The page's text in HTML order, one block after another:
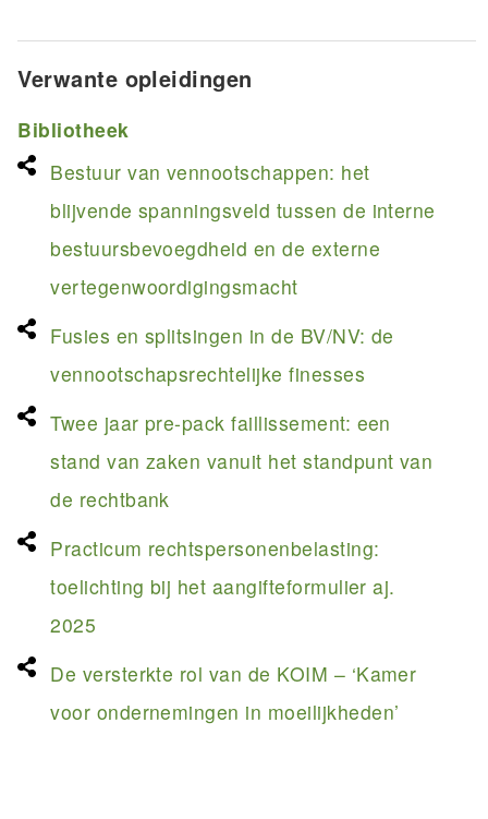
Verwante opleidingen
Bibliotheek
Bestuur van vennootschappen: het
blijvende spanningsveld tussen de interne
bestuursbevoegdheid en de externe
vertegenwoordigingsmacht
Fusies en splitsingen in de BV/NV: de
vennootschapsrechtelijke finesses
Twee jaar pre-pack faillissement: een
stand van zaken vanuit het standpunt van
de rechtbank
Practicum rechtspersonenbelasting:
toelichting bij het aangifteformulier aj.
2025
De versterkte rol van de KOIM – ‘Kamer
voor ondernemingen in moeilijkheden’